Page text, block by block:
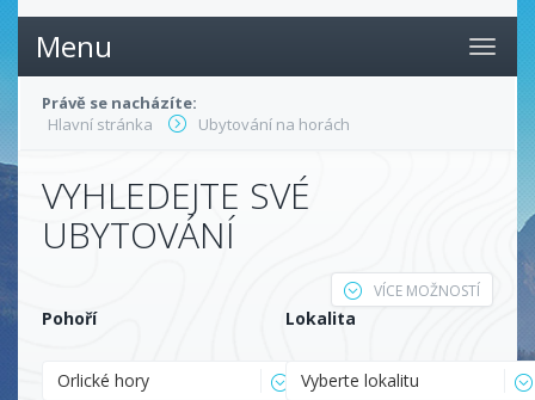
Menu
Právě se nacházíte:
Hlavní stránka
Ubytování na horách
VYHLEDEJTE SVÉ
UBYTOVÁNÍ
VÍCE MOŽNOSTÍ
Pohoří
Orlické hory
Lokalita
Vyberte lokalitu